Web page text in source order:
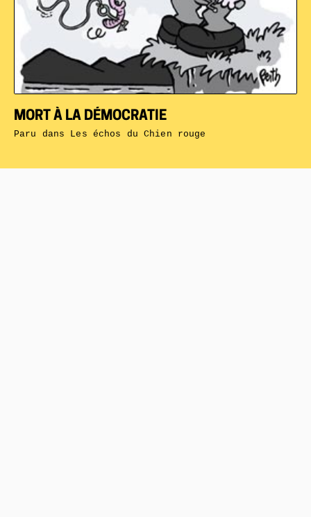
MORT À LA DÉMOCRATIE
Paru dans Les échos du Chien rouge